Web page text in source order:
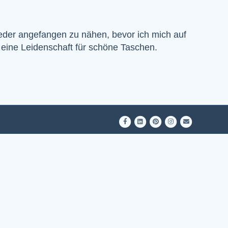
angefangen zu nähen, bevor ich mich auf
Leidenschaft für schöne Taschen.
FacebookLinkedinPinterestInstagram